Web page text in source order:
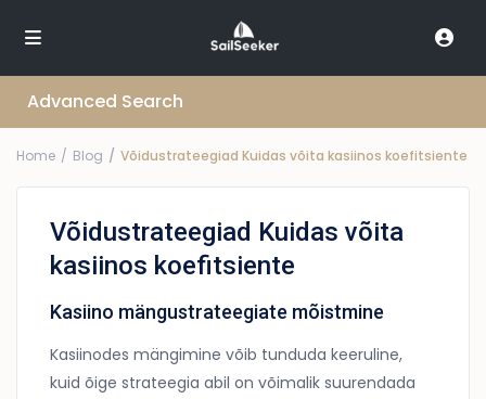
Advanced Search
Home Blog Võidustrateegiad Kuidas võita kasiinos koefitsiente
Võidustrateegiad Kuidas võita
kasiinos koefitsiente
Kasiino mängustrateegiate mõistmine
Kasiinodes mängimine võib tunduda keeruline,
kuid õige strateegia abil on võimalik suurendada